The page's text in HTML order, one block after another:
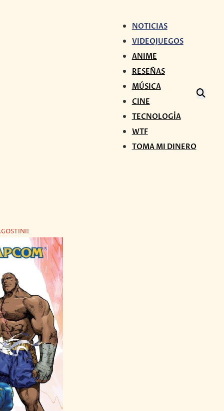
NOTICIAS
VIDEOJUEGOS
ANIME
RESEÑAS
MÚSICA
CINE
TECNOLOGÍA
WTF
TOMA MI DINERO